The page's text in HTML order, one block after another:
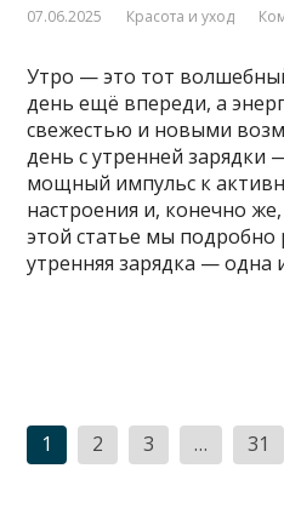
07.06.2025 Красота и уход
Утро — это тот
день ещё впереди, а
свежестью и новыми
день с утренней зарядки
мощный импульс к
настроения и, конечно
этой статье мы подробно
утренняя зарядка — одна
Пагинация
записей
1 2 3 … 31